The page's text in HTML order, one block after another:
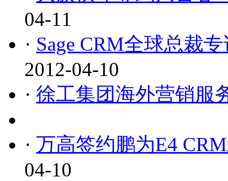
04-11
· Sage CRM全球总裁
2012-04-10
· 徐工集团海外营销服
· 万高签约鹏为E4
04-10